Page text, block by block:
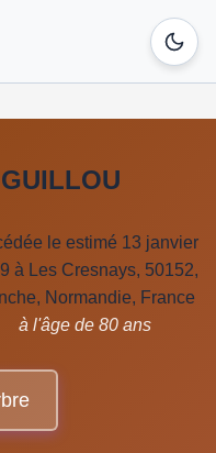
le estimé 13 janvier
à Les Cresnays, 50152,
Normandie, France
à l'âge de 80 ans